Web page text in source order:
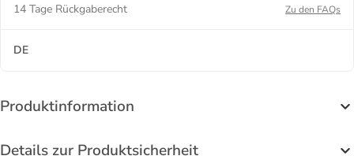
14 Tage Rückgaberecht
Zu den FAQs
DE
Produktinformation
Details zur Produktsicherheit